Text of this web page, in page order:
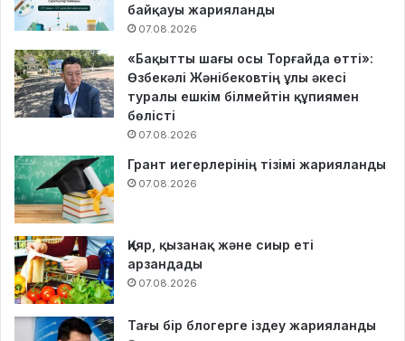
байқауы жарияланды
07.08.2026
«Бақытты шағы осы Торғайда өтті»:
Өзбекәлі Жәнібековтің ұлы әкесі
туралы ешкім білмейтін құпиямен
бөлісті
07.08.2026
Грант иегерлерінің тізімі жарияланды
07.08.2026
Қияр, қызанақ және сиыр еті
арзандады
07.08.2026
Тағы бір блогерге іздеу жарияланды